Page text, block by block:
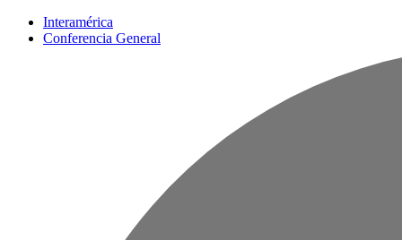
Interamérica
Conferencia General